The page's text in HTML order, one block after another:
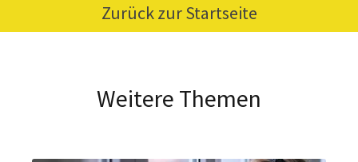
Zurück zur Startseite
Weitere Themen